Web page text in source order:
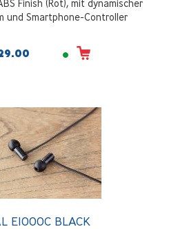
Finish (Rot), mit dynamischer
und Smartphone-Controller
E1000C BLACK